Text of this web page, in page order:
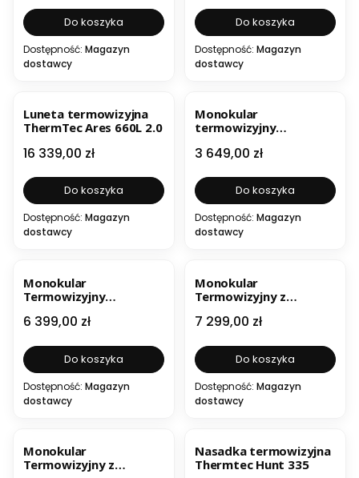
Do koszyka
Dostępność: Magazyn
dostawcy
Do koszyka
Dostępność: Magazyn
dostawcy
Luneta termowizyjna
ThermTec Ares 660L 2.0
Cena
16 339,00 zł
Do koszyka
Dostępność: Magazyn
dostawcy
Monokular
termowizyjny
Cena
3 649,00 zł
Do koszyka
Dostępność: Magazyn
dostawcy
Monokular
Termowizyjny
Cena
6 399,00 zł
Do koszyka
Dostępność: Magazyn
dostawcy
Monokular
Termowizyjny z
WILD 335L
Cena
7 299,00 zł
Do koszyka
Dostępność: Magazyn
dostawcy
Monokular
Termowizyjny z
Nasadka termowizyjna
Thermtec Hunt 335